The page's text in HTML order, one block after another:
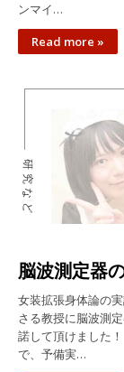
ンマイ…
Read more »
研究など
脳波測定器
女装拡張身体論の
さる教授に脳波測
諾して頂けました
で、予備実…